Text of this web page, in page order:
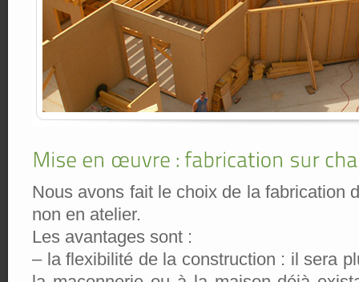
Nous avons fait le choix de la fabrication
non en atelier.
Les avantages sont :
– la flexibilité de la construction : il sera